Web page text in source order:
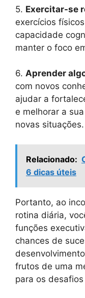
5. Exercitar-se
exercícios
capacidade
manter o foco
6. Aprender
com novos
ajudar a
e melhorar a
novas situações.
Relacionado:
6 dicas úteis
Portanto, ao
rotina diária,
funções
chances de
frutos de uma
para os